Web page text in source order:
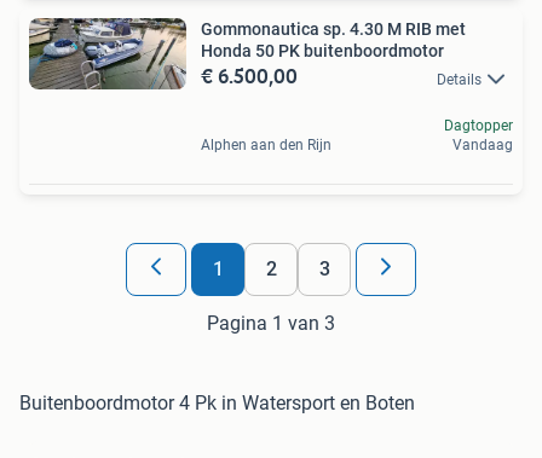
Gommonautica sp. 4.30 M RIB met
Honda 50 PK buitenboordmotor
€ 6.500,00 Details
Alphen aan den Rijn
Dagtopper
Vandaag
1 2 3
Pagina 1 van 3
Buitenboordmotor 4 Pk in Watersport en Boten